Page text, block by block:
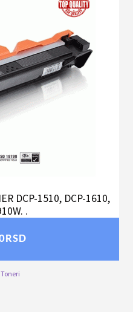
DCP-1510, DCP-1610,
.
RSD
Toneri